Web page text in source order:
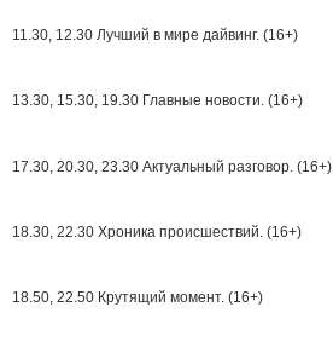
11.30, 12.30 Лучший в мире дайвинг. (16+)
13.30, 15.30, 19.30 Главные новости. (16+)
17.30, 20.30, 23.30 Актуальный разговор. (16+)
18.30, 22.30 Хроника происшествий. (16+)
18.50, 22.50 Крутящий момент. (16+)